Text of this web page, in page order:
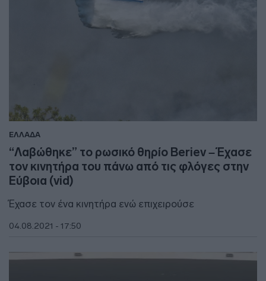
ΕΛΛΑΔΑ
“Λαβώθηκε” το ρωσικό θηρίο Beriev – Έχασε
τον κινητήρα του πάνω από τις φλόγες στην
Εύβοια (vid)
Έχασε τον ένα κινητήρα ενώ επιχειρούσε
04.08.2021 - 17:50